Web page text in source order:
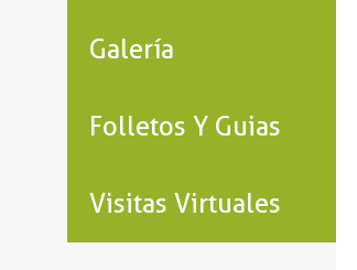
Galería
Folletos Y Guias
Visitas Virtuales